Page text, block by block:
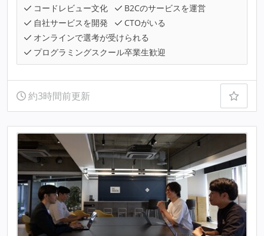
コードレビュー文化
B2Cのサービスを運営
自社サービスを開発
CTOがいる
オンラインで選考が受けられる
プログラミングスクール卒業生歓迎
約3時間前更新